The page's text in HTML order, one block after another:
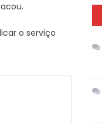
o serviço